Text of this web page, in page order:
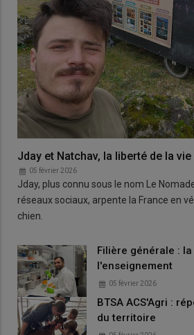
Jday et Natchav, la liberté de la
05 février 2026
Jday, plus connu sous le nom Le
réseaux sociaux, arpente la France en
chien.
Filière générale :
l'enseignement
05 février 2026
BTSA ACS'Agri :
du territoire